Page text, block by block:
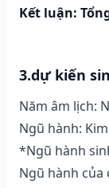
Kết luận:
3.dự kiến
Năm âm lịch:
Ngũ hành:
*Ngũ hành
Ngũ hành của